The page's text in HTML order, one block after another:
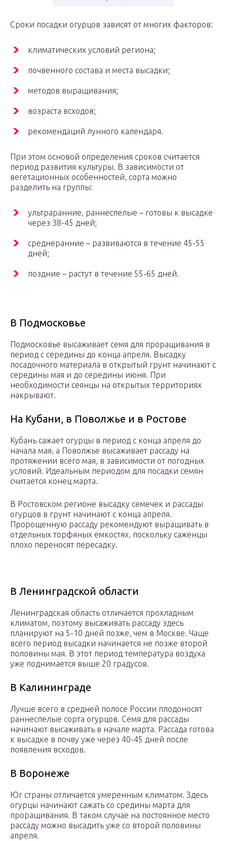
Сроки посадки огурцов зависят от многих факторов:
климатических условий региона;
почвенного состава и места высадки;
методов выращивания;
возраста всходов;
рекомендаций лунного календаря.
При этом основой определения сроков считается
период развития культуры. В зависимости от
вегетационных особенностей, сорта можно
разделить на группы:
ультраранние, раннеспелые – готовы к высадке
через 38-45 дней;
среднеранние – развиваются в течение 45-55
дней;
поздние – растут в течение 55-65 дней.
В Подмосковье
Подмосковье высаживает семя для проращивания в
период с середины до конца апреля. Высадку
посадочного материала в открытый грунт начинают с
середины мая и до середины июня. При
необходимости сеянцы на открытых территориях
накрывают.
На Кубани, в Поволжье и в Ростове
Кубань сажает огурцы в период с конца апреля до
начала мая, а Поволжье высаживает рассаду на
протяжении всего мая, в зависимости от погодных
условий. Идеальным периодом для посадки семян
считается конец марта.
В Ростовском регионе высадку семечек и рассады
огурцов в грунт начинают с конца апреля.
Пророщенную рассаду рекомендуют выращивать в
отдельных торфяных емкостях, поскольку саженцы
плохо переносят пересадку.
В Ленинградской области
Ленинградская область отличается прохладным
климатом, поэтому высаживать рассаду здесь
планируют на 5-10 дней позже, чем в Москве. Чаще
всего период высадки начинается не позже второй
половины мая. В этот период температура воздуха
уже поднимается выше 20 градусов.
В Калининграде
Лучше всего в средней полосе России плодоносят
раннеспелые сорта огурцов. Семя для рассады
начинают высаживать в начале марта. Рассада готова
к высадке в почву уже через 40-45 дней после
появления всходов.
В Воронеже
Юг страны отличается умеренным климатом. Здесь
огурцы начинают сажать со средины марта для
проращивания. В таком случае на постоянное место
рассаду можно высадить уже со второй половины
апреля.